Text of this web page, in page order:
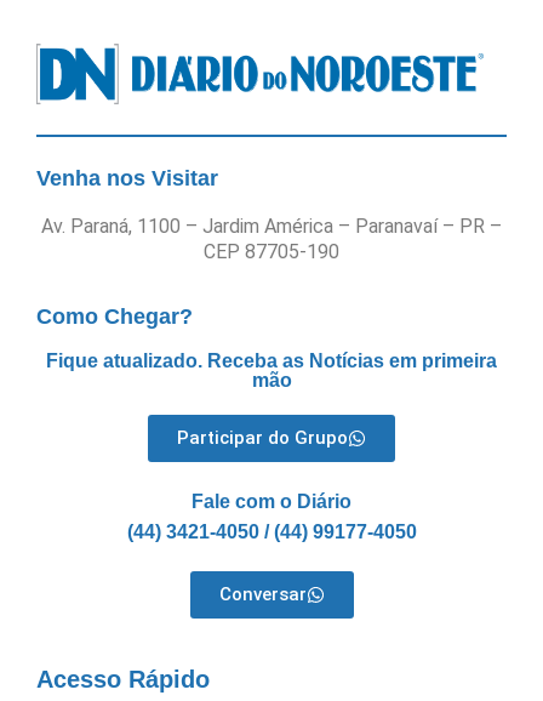
Venha nos Visitar
Av. Paraná, 1100 – Jardim América – Paranavaí – PR –
CEP 87705-190
Como Chegar?
Fique atualizado. Receba as Notícias em primeira
mão
Participar do Grupo
Fale com o Diário
(44) 3421-4050 / (44) 99177-4050
Conversar
Acesso Rápido